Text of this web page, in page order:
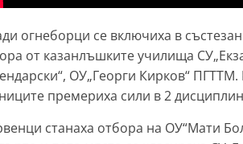
огнеборци се включиха в
от казанлъшките училища
ОУ„Георги Кирков“
премериха сили в 2
станаха отбора на ОУ“Мати